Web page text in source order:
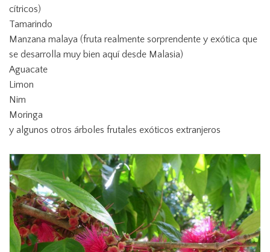
cítricos)
Tamarindo
Manzana malaya (fruta realmente sorprendente y exótica que
se desarrolla muy bien aquí desde Malasia)
Aguacate
Limon
Nim
Moringa
y algunos otros árboles frutales exóticos extranjeros